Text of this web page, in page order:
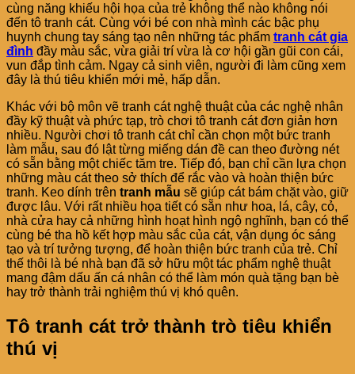
cùng năng khiếu hội họa của trẻ không thể nào không nói
đến tô tranh cát. Cùng với bé con nhà mình các bậc phụ
huynh chung tay sáng tạo nên những tác phẩm tranh cát gia
đình đầy màu sắc, vừa giải trí vừa là cơ hội gần gũi con cái,
vun đắp tình cảm. Ngay cả sinh viên, người đi làm cũng xem
đây là thú tiêu khiển mới mẻ, hấp dẫn.
Khác với bộ môn vẽ tranh cát nghệ thuật của các nghệ nhân
đầy kỹ thuật và phức tạp, trò chơi tô tranh cát đơn giản hơn
nhiều. Người chơi tô tranh cát chỉ cần chọn một bức tranh
làm mẫu, sau đó lật từng miếng dán đề can theo đường nét
có sẵn bằng một chiếc tăm tre. Tiếp đó, bạn chỉ cần lựa chọn
những màu cát theo sở thích để rắc vào và hoàn thiện bức
tranh. Keo dính trên tranh mẫu sẽ giúp cát bám chặt vào, giữ
được lâu. Với rất nhiều họa tiết có sẵn như hoa, lá, cây, cỏ,
nhà cửa hay cả những hình hoạt hình ngộ nghĩnh, bạn có thể
cùng bé tha hồ kết hợp màu sắc của cát, vận dụng óc sáng
tạo và trí tưởng tượng, để hoàn thiện bức tranh của trẻ. Chỉ
thế thôi là bé nhà bạn đã sở hữu một tác phẩm nghệ thuật
mang đậm dấu ấn cá nhân có thể làm món quà tặng bạn bè
hay trở thành trải nghiệm thú vị khó quên.
Tô tranh cát trở thành trò tiêu khiển
thú vị